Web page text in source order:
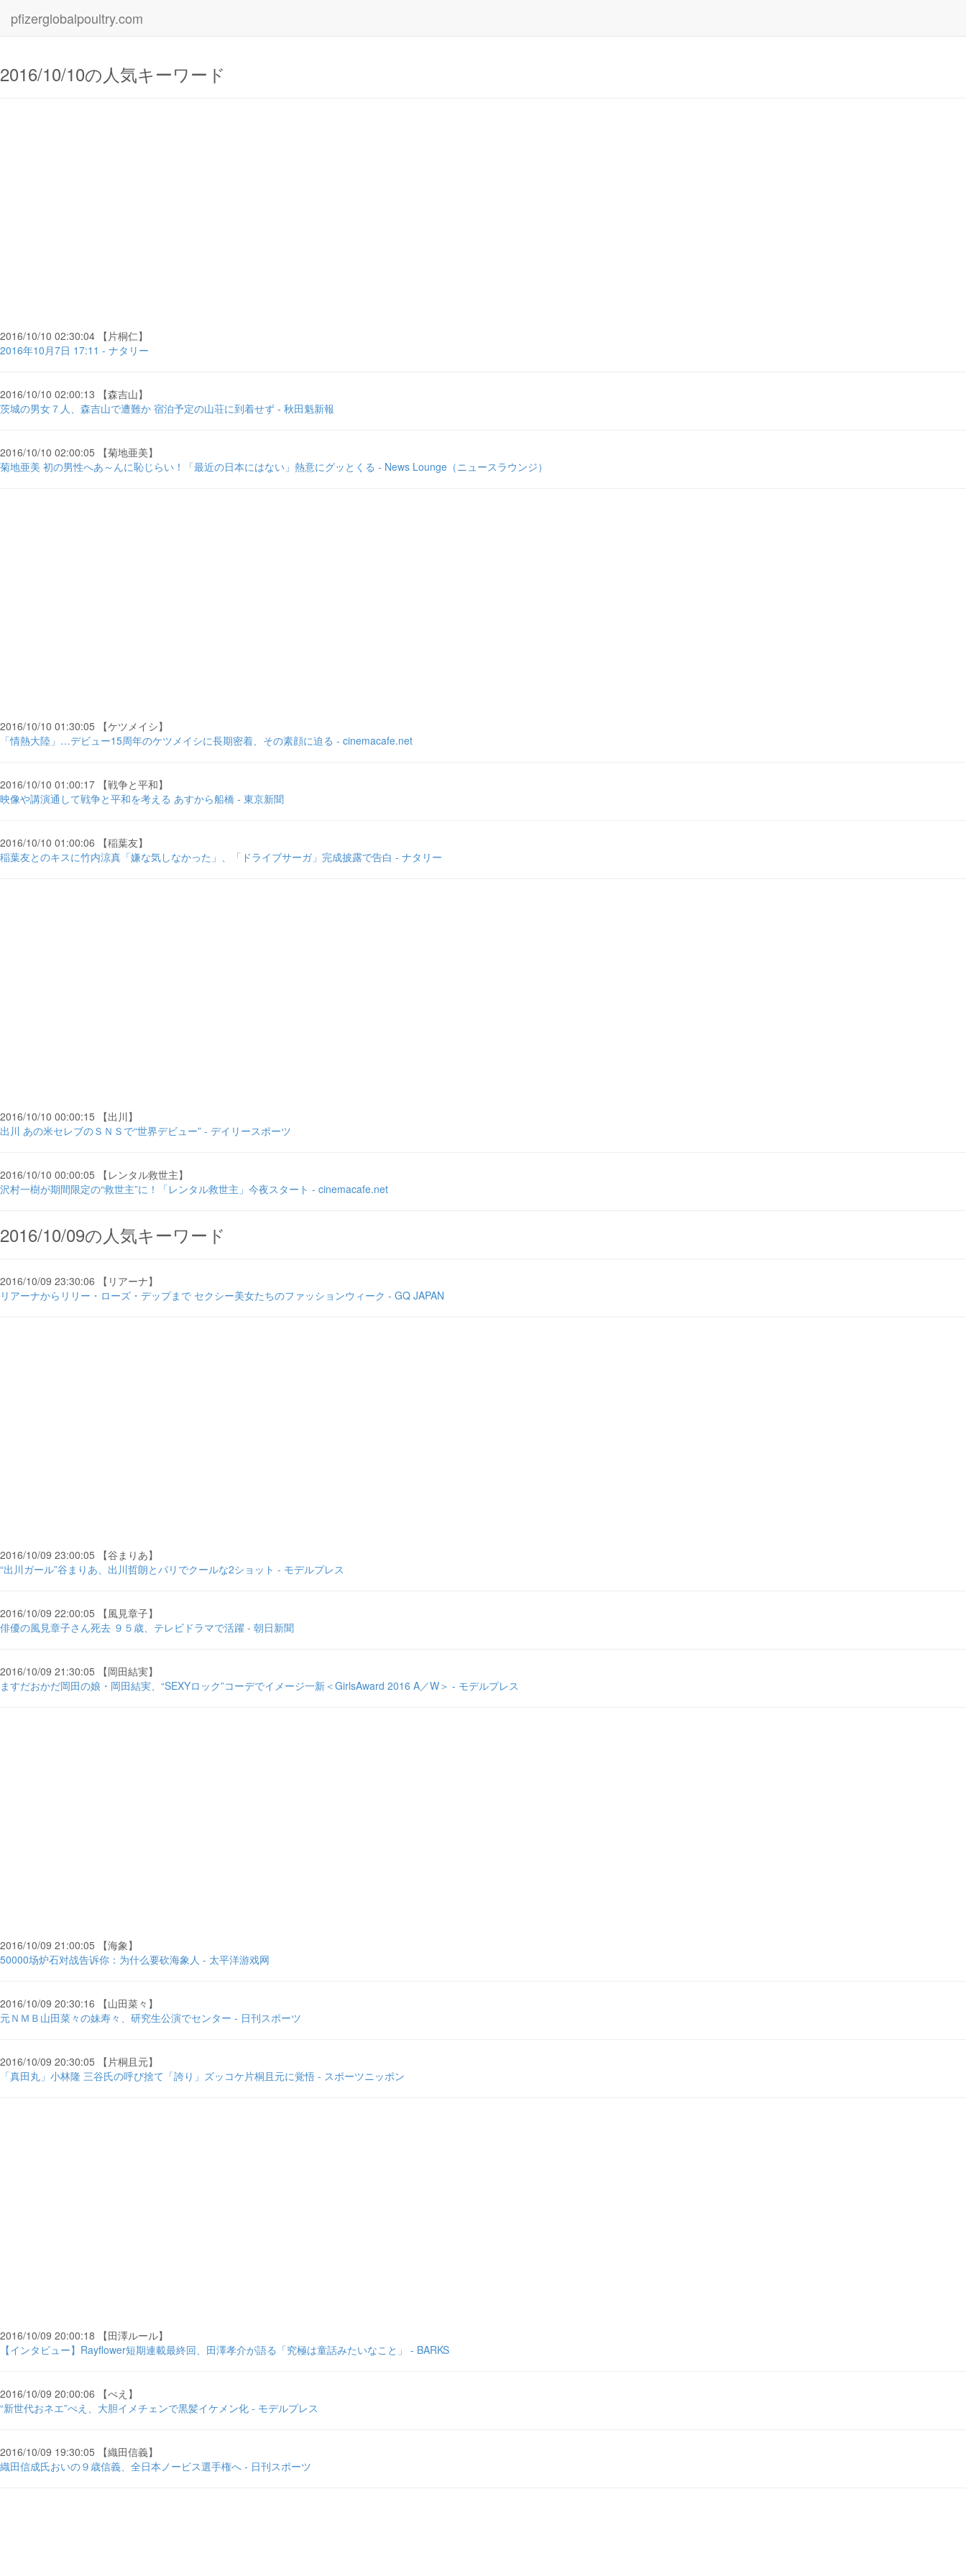
pfizerglobalpoultry.com
2016/10/10の人気キーワード
2016/10/10 02:30:04 【片桐仁】
2016年10月7日 17:11 - ナタリー
2016/10/10 02:00:13 【森吉山】
茨城の男女７人、森吉山で遭難か 宿泊予定の山荘に到着せず - 秋田魁新報
2016/10/10 02:00:05 【菊地亜美】
菊地亜美 初の男性へあ～んに恥じらい！「最近の日本にはない」熱意にグッとくる - News Lounge（ニュースラウンジ）
2016/10/10 01:30:05 【ケツメイシ】
「情熱大陸」…デビュー15周年のケツメイシに長期密着、その素顔に迫る - cinemacafe.net
2016/10/10 01:00:17 【戦争と平和】
映像や講演通して戦争と平和を考える あすから船橋 - 東京新聞
2016/10/10 01:00:06 【稲葉友】
稲葉友とのキスに竹内涼真「嫌な気しなかった」、「ドライブサーガ」完成披露で告白 - ナタリー
2016/10/10 00:00:15 【出川】
出川 あの米セレブのＳＮＳで“世界デビュー” - デイリースポーツ
2016/10/10 00:00:05 【レンタル救世主】
沢村一樹が期間限定の“救世主”に！「レンタル救世主」今夜スタート - cinemacafe.net
2016/10/09の人気キーワード
2016/10/09 23:30:06 【リアーナ】
リアーナからリリー・ローズ・デップまで セクシー美女たちのファッションウィーク - GQ JAPAN
2016/10/09 23:00:05 【谷まりあ】
“出川ガール”谷まりあ、出川哲朗とパリでクールな2ショット - モデルプレス
2016/10/09 22:00:05 【風見章子】
俳優の風見章子さん死去 ９５歳、テレビドラマで活躍 - 朝日新聞
2016/10/09 21:30:05 【岡田結実】
ますだおかだ岡田の娘・岡田結実、“SEXYロック”コーデでイメージ一新＜GirlsAward 2016 A／W＞ - モデルプレス
2016/10/09 21:00:05 【海象】
50000场炉石对战告诉你：为什么要砍海象人 - 太平洋游戏网
2016/10/09 20:30:16 【山田菜々】
元ＮＭＢ山田菜々の妹寿々、研究生公演でセンター - 日刊スポーツ
2016/10/09 20:30:05 【片桐且元】
「真田丸」小林隆 三谷氏の呼び捨て「誇り」ズッコケ片桐且元に覚悟 - スポーツニッポン
2016/10/09 20:00:18 【田澤ルール】
【インタビュー】Rayflower短期連載最終回、田澤孝介が語る「究極は童話みたいなこと」 - BARKS
2016/10/09 20:00:06 【ぺえ】
“新世代おネエ”ぺえ、大胆イメチェンで黒髪イケメン化 - モデルプレス
2016/10/09 19:30:05 【織田信義】
織田信成氏おいの９歳信義、全日本ノービス選手権へ - 日刊スポーツ